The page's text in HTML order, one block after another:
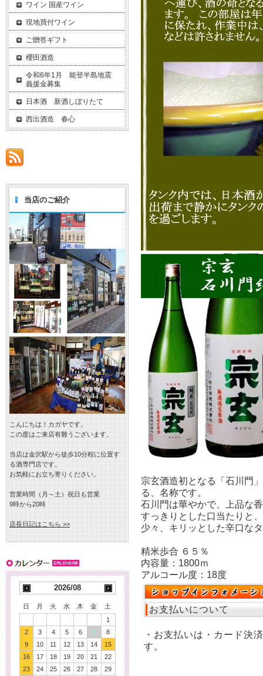
宗玄酒造初となる「石川門
る、名称です。
石川門は華やかで、上品な
すっきりとした口当たりと
少々、キリッとした辛口な
精米歩合 ６５％
内容量：1800ｍ
アルコール度：18度
お支払いについて
・お支払いは・カード決
す。
ワイン 国産ワイン
現地買付ワイン
ご贈答ギフト
櫻田酒造
令和6年1月 能登半島地震
義援金募集
日本酒 新酒しぼりたて
西出酒造 春心
当店のご紹介
こんにちは！カガヤです。
この度はご来店有難うございます。
当店は金沢駅から徒歩10分程に位置す
る酒専門店です。
お気軽にお立ち寄りください。
営業時間（月～土）祝日も営業
9時から20時
店長日記はこちら >>
2026/08
日 月 火 水 木 金
土
1
2
3 4 5 6 7
8
9
10 11 12 13 14
15
16
17 18 19 20 21
22
23
24 25 26 27 28
29